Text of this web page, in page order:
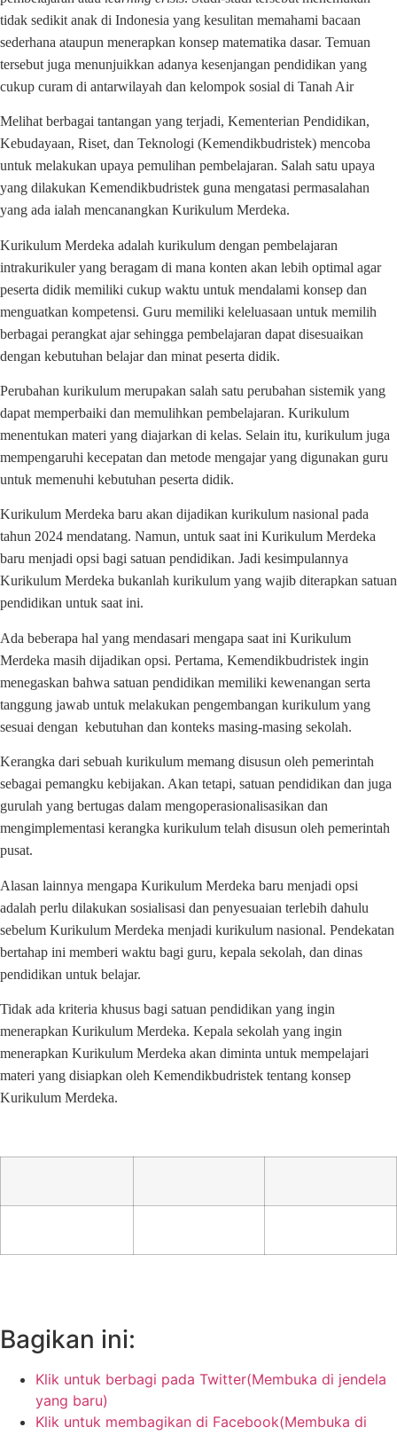
tidak sedikit anak di Indonesia yang kesulitan memahami bacaan
sederhana ataupun menerapkan konsep matematika dasar. Temuan
tersebut juga menunjuikkan adanya kesenjangan pendidikan yang
cukup curam di antarwilayah dan kelompok sosial di Tanah Air
Melihat berbagai tantangan yang terjadi, Kementerian Pendidikan,
Kebudayaan, Riset, dan Teknologi (Kemendikbudristek) mencoba
untuk melakukan upaya pemulihan pembelajaran. Salah satu upaya
yang dilakukan Kemendikbudristek guna mengatasi permasalahan
yang ada ialah mencanangkan Kurikulum Merdeka.
Kurikulum Merdeka adalah kurikulum dengan pembelajaran
intrakurikuler yang beragam di mana konten akan lebih optimal agar
peserta didik memiliki cukup waktu untuk mendalami konsep dan
menguatkan kompetensi. Guru memiliki keleluasaan untuk memilih
berbagai perangkat ajar sehingga pembelajaran dapat disesuaikan
dengan kebutuhan belajar dan minat peserta didik.
Perubahan kurikulum merupakan salah satu perubahan sistemik yang
dapat memperbaiki dan memulihkan pembelajaran. Kurikulum
menentukan materi yang diajarkan di kelas. Selain itu, kurikulum juga
mempengaruhi kecepatan dan metode mengajar yang digunakan guru
untuk memenuhi kebutuhan peserta didik.
Kurikulum Merdeka baru akan dijadikan kurikulum nasional pada
tahun 2024 mendatang. Namun, untuk saat ini Kurikulum Merdeka
baru menjadi opsi bagi satuan pendidikan. Jadi kesimpulannya
Kurikulum Merdeka bukanlah kurikulum yang wajib diterapkan satuan
pendidikan untuk saat ini.
Ada beberapa hal yang mendasari mengapa saat ini Kurikulum
Merdeka masih dijadikan opsi. Pertama, Kemendikbudristek ingin
menegaskan bahwa satuan pendidikan memiliki kewenangan serta
tanggung jawab untuk melakukan pengembangan kurikulum yang
sesuai dengan kebutuhan dan konteks masing-masing sekolah.
Kerangka dari sebuah kurikulum memang disusun oleh pemerintah
sebagai pemangku kebijakan. Akan tetapi, satuan pendidikan dan juga
gurulah yang bertugas dalam mengoperasionalisasikan dan
mengimplementasi kerangka kurikulum telah disusun oleh pemerintah
pusat.
Alasan lainnya mengapa Kurikulum Merdeka baru menjadi opsi
adalah perlu dilakukan sosialisasi dan penyesuaian terlebih dahulu
sebelum Kurikulum Merdeka menjadi kurikulum nasional. Pendekatan
bertahap ini memberi waktu bagi guru, kepala sekolah, dan dinas
pendidikan untuk belajar.
Tidak ada kriteria khusus bagi satuan pendidikan yang ingin
menerapkan Kurikulum Merdeka. Kepala sekolah yang ingin
menerapkan Kurikulum Merdeka akan diminta untuk mempelajari
materi yang disiapkan oleh Kemendikbudristek tentang konsep
Kurikulum Merdeka.
Bagikan ini:
Klik untuk berbagi pada Twitter(Membuka di jendela
yang baru)
Klik untuk membagikan di Facebook(Membuka di